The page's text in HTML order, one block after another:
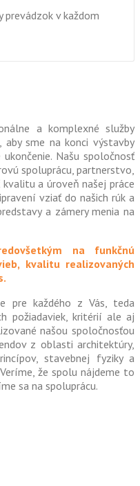
prevádzok v každom
a komplexné služby
sme na konci výstavby
Našu spoločnosť
spoluprácu, partnerstvo,
a úroveň našej práce
vziať do našich rúk a
a zámery menia na
na funkčnú
kvalitu realizovaných
pre každého z Vás, teda
požiadaviek, kritérií ale aj
našou spoločnosťou
z oblasti architektúry,
stavebnej fyziky a
že spolu nájdeme to
sa na spoluprácu.